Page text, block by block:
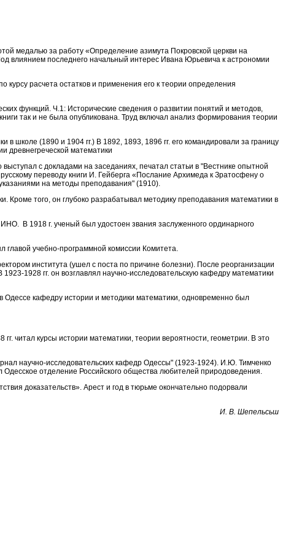
медалью за работу «Определение азимута Покровской церкви на
влиянием последнего начальный интерес Ивана Юрьевича к астрономии
курсу расчета остатков и применения его к теории определения
функций. Ч.1: Исторические сведения о развитии по­нятий и методов,
так и не была опубликована. Труд включал анализ формирования теории
(1890 и 1904 гг.) В 1892, 1893, 1896 гг. его командировали за границу
древнегреческой математики
с докладами на заседаниях, печатал статьи в "Вестнике опытной
переводу книги И. Гейберга «Послание Архимеда к Зратосфену о
на методы преподавания" (1910).
того, он глубоко разрабатывал методику преподавания математики в
В 1918 г. ученый был удостоен звания заслуженного ординарного
главой учебно-программной комиссии Комитета.
института (ушел с поста по причине болезни). После реорганизации
1928 гг. он возглавлял научно-исследовательскую кафедру математики
кафедру истории и методики математики, одновременно был
читал курсы истории математики, теории вероятности, геометрии. В это
научно-исследовательских кафедр Одессы" (1923-1924). И.Ю. Тимченко
Одесское отделение Российского общества любителей природоведения.
доказательств». Арест и год в тюрьме окончательно подорвали
И. В. Шепельсьш